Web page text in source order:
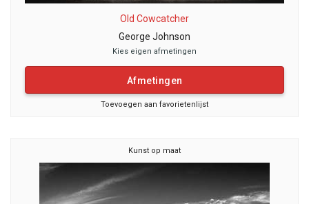
Old Cowcatcher
George Johnson
Kies eigen afmetingen
Afmetingen
Toevoegen aan favorietenlijst
Kunst op maat